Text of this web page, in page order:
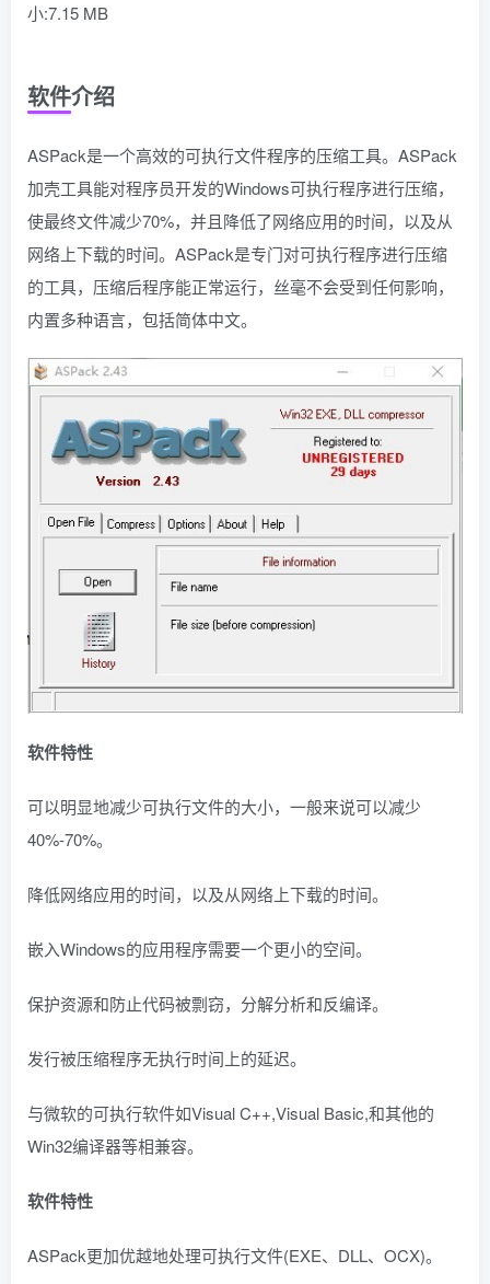
小:7.15 MB
软件介绍
ASPack是一个高效的可执行文件程序的压缩工具。ASPack
加壳工具能对程序员开发的Windows可执行程序进行压缩，
使最终文件减少70%，并且降低了网络应用的时间，以及从
网络上下载的时间。ASPack是专门对可执行程序进行压缩
的工具，压缩后程序能正常运行，丝毫不会受到任何影响，
内置多种语言，包括简体中文。
软件特性
可以明显地减少可执行文件的大小，一般来说可以减少
40%-70%。
降低网络应用的时间，以及从网络上下载的时间。
嵌入Windows的应用程序需要一个更小的空间。
保护资源和防止代码被剽窃，分解分析和反编译。
发行被压缩程序无执行时间上的延迟。
与微软的可执行软件如Visual C++,Visual Basic,和其他的
Win32编译器等相兼容。
软件特性
ASPack更加优越地处理可执行文件(EXE、DLL、OCX)。